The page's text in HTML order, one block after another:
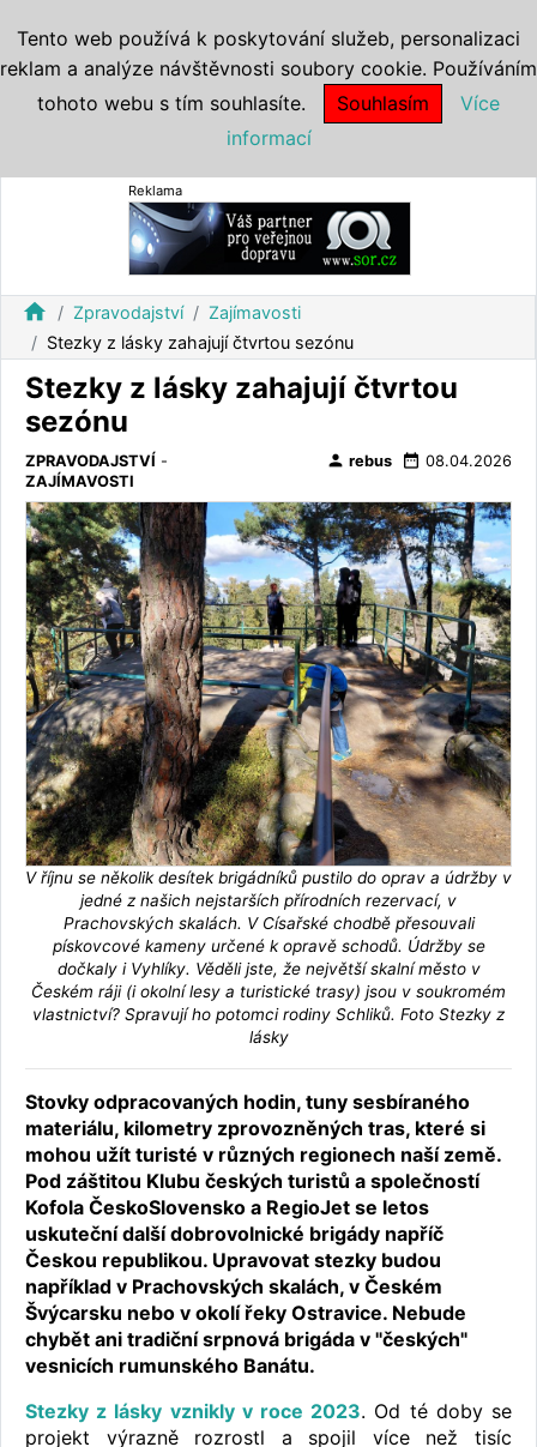
Reklama
home Zpravodajství
Zajímavosti
Stezky z lásky zahajují čtvrtou sezónu
Stezky z lásky zahajují čtvrtou
sezónu
ZPRAVODAJSTVÍ -
ZAJÍMAVOSTI
person rebus date_range 08.04.2026
V říjnu se několik desítek brigádníků pustilo do oprav a údržby v
jedné z našich nejstarších přírodních rezervací, v
Prachovských skalách. V Císařské chodbě přesouvali
pískovcové kameny určené k opravě schodů. Údržby se
dočkaly i Vyhlíky. Věděli jste, že největší skalní město v
Českém ráji (i okolní lesy a turistické trasy) jsou v soukromém
vlastnictví? Spravují ho potomci rodiny Schliků. Foto Stezky z
lásky
Stovky odpracovaných hodin, tuny sesbíraného
materiálu, kilometry zprovozněných tras, které si
mohou užít turisté v různých regionech naší země.
Pod záštitou Klubu českých turistů a společností
Kofola ČeskoSlovensko a RegioJet se letos
uskuteční další dobrovolnické brigády napříč
Českou republikou. Upravovat stezky budou
například v Prachovských skalách, v Českém
Švýcarsku nebo v okolí řeky Ostravice. Nebude
chybět ani tradiční srpnová brigáda v "českých"
vesnicích rumunského Banátu.
Stezky z lásky vznikly v roce 2023. Od té doby se
projekt výrazně rozrostl a spojil více než tisíc
Tento web používá k poskytování služeb, personalizaci
reklam a analýze návštěvnosti soubory cookie. Používáním
tohoto webu s tím souhlasíte.
Souhlasím
Více
informací